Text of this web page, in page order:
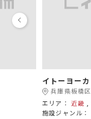
イトーヨー
兵庫県板橋
エリア： 近畿 ,
施設ジャンル：